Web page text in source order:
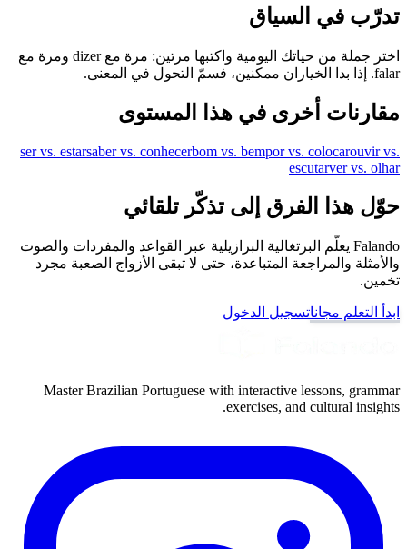
تدرّب في السياق
اختر جملة من حياتك اليومية واكتبها مرتين: مرة مع dizer ومرة مع
falar. إذا بدا الخياران ممكنين، فسمّ التحول في المعنى.
مقارنات أخرى في هذا المستوى
ser vs. estarsaber vs. conhecerbom vs. bempor vs. colocarouvir vs.
escutarver vs. olhar
حوّل هذا الفرق إلى تذكّر تلقائي
Falando يعلّم البرتغالية البرازيلية عبر القواعد والمفردات والصوت
والأمثلة والمراجعة المتباعدة، حتى لا تبقى الأزواج الصعبة مجرد
تخمين.
ابدأ التعلم مجاناتسجيل الدخول
Master Brazilian Portuguese with interactive lessons, grammar
exercises, and cultural insights.